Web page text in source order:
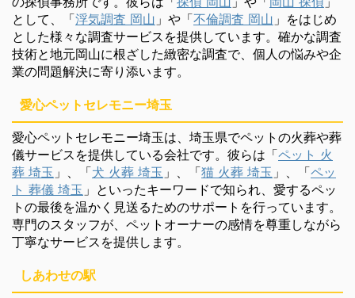
として、「浮気調査 岡山 」や「不倫調査 岡山 」をはじめ
とした様々な調査サービスを提供しています。確かな調査
技術と地元岡山に根ざした緻密な調査で、個人の悩みや企
業の問題解決に寄り添います。
愛心ペットセレモニー埼玉
愛心ペットセレモニー埼玉は、埼玉県でペットの火葬や葬
儀サービスを提供している会社です。彼らは「ペット 火
葬 埼玉 」、「犬 火葬 埼玉 」、「猫 火葬 埼玉 」、「ペッ
ト 葬儀 埼玉 」といったキーワードで知られ、愛するペッ
トの最後を温かく見送るためのサポートを行っています。
専門のスタッフが、ペットオーナーの感情を尊重しながら
丁寧なサービスを提供します。
しあわせの駅